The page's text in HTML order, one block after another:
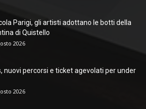
Parigi, gli artisti adottano le botti della
di Quistello
2026
nuovi percorsi e ticket agevolati per under
2026